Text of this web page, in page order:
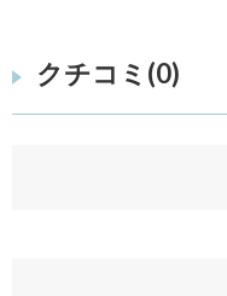
クチコミ(0)